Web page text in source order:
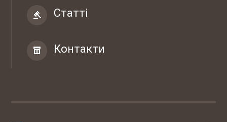
Статті
Контакти
03-03 2017
Гуртівня ветеринарних препаратів ТОВ